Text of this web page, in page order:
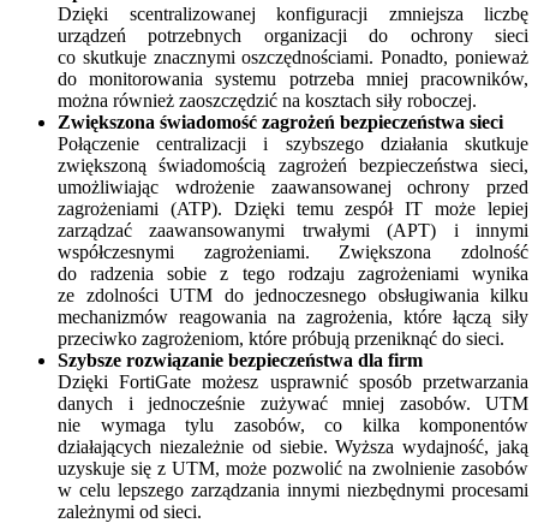
Dzięki scentralizowanej konfiguracji zmniejsza liczbę
urządzeń potrzebnych organizacji do ochrony sieci
co skutkuje znacznymi oszczędnościami. Ponadto, ponieważ
do monitorowania systemu potrzeba mniej pracowników,
można również zaoszczędzić na kosztach siły roboczej.
Zwiększona świadomość zagrożeń bezpieczeństwa sieci
Połączenie centralizacji i szybszego działania skutkuje
zwiększoną świadomością zagrożeń bezpieczeństwa sieci,
umożliwiając wdrożenie zaawansowanej ochrony przed
zagrożeniami (ATP). Dzięki temu zespół IT może lepiej
zarządzać zaawansowanymi trwałymi (APT) i innymi
współczesnymi zagrożeniami. Zwiększona zdolność
do radzenia sobie z tego rodzaju zagrożeniami wynika
ze zdolności UTM do jednoczesnego obsługiwania kilku
mechanizmów reagowania na zagrożenia, które łączą siły
przeciwko zagrożeniom, które próbują przeniknąć do sieci.
Szybsze rozwiązanie bezpieczeństwa dla firm
Dzięki FortiGate możesz usprawnić sposób przetwarzania
danych i jednocześnie zużywać mniej zasobów. UTM
nie wymaga tylu zasobów, co kilka komponentów
działających niezależnie od siebie. Wyższa wydajność, jaką
uzyskuje się z UTM, może pozwolić na zwolnienie zasobów
w celu lepszego zarządzania innymi niezbędnymi procesami
zależnymi od sieci.